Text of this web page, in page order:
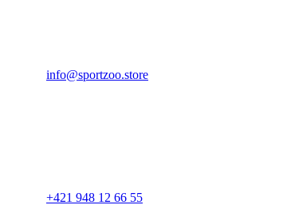
info@sportzoo.store
+421 948 12 66 55